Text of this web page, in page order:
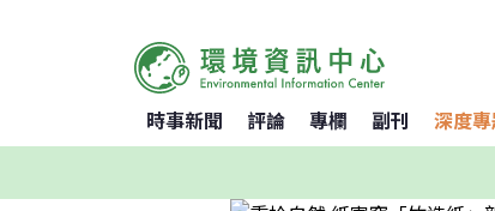
時事新聞 評論 專欄 副刊 深度